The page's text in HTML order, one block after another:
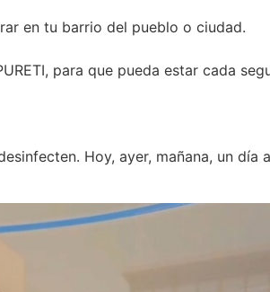
en tu barrio del pueblo o ciudad.
para que pueda estar cada
Hoy, ayer, mañana, un